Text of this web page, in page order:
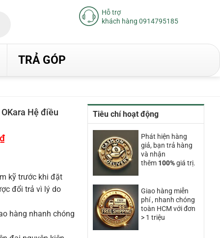
Hỗ trợ
khách hàng 0914795185
TRẢ GÓP
Tiêu chí hoạt động
Phát hiện hàng
giả, bạn trả hàng
và nhận
thêm 100%giá trị.
Giao hàng miễn
phí , nhanh chóng
toàn HCM với đơn
> 1 triệu
Hệ điều
₫Giá
kỹ trước khi đặt
đổi trả vì lý do
hàng nhanh chóng